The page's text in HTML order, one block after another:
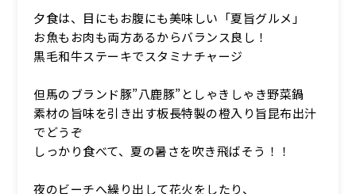
夕食は、目にもお腹にも美味しい「夏旨グルメ」
お魚もお肉も両方あるからバランス良し！
黒毛和牛ステーキでスタミナチャージ
但馬のブランド豚”八鹿豚”としゃきしゃき野菜鍋
素材の旨味を引き出す板長特製の橙入り旨昆布出汁
でどうぞ
しっかり食べて、夏の暑さを吹き飛ばそう！！
夜のビーチへ繰り出して花火をしたり、